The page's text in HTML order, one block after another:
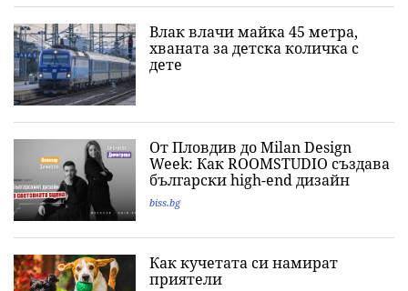
Влак влачи майка 45 метра,
хваната за детска количка с
дете
От Пловдив до Milan Design
Week: Как ROOMSTUDIO създава
български high-end дизайн
biss.bg
Как кучетата си намират
приятели